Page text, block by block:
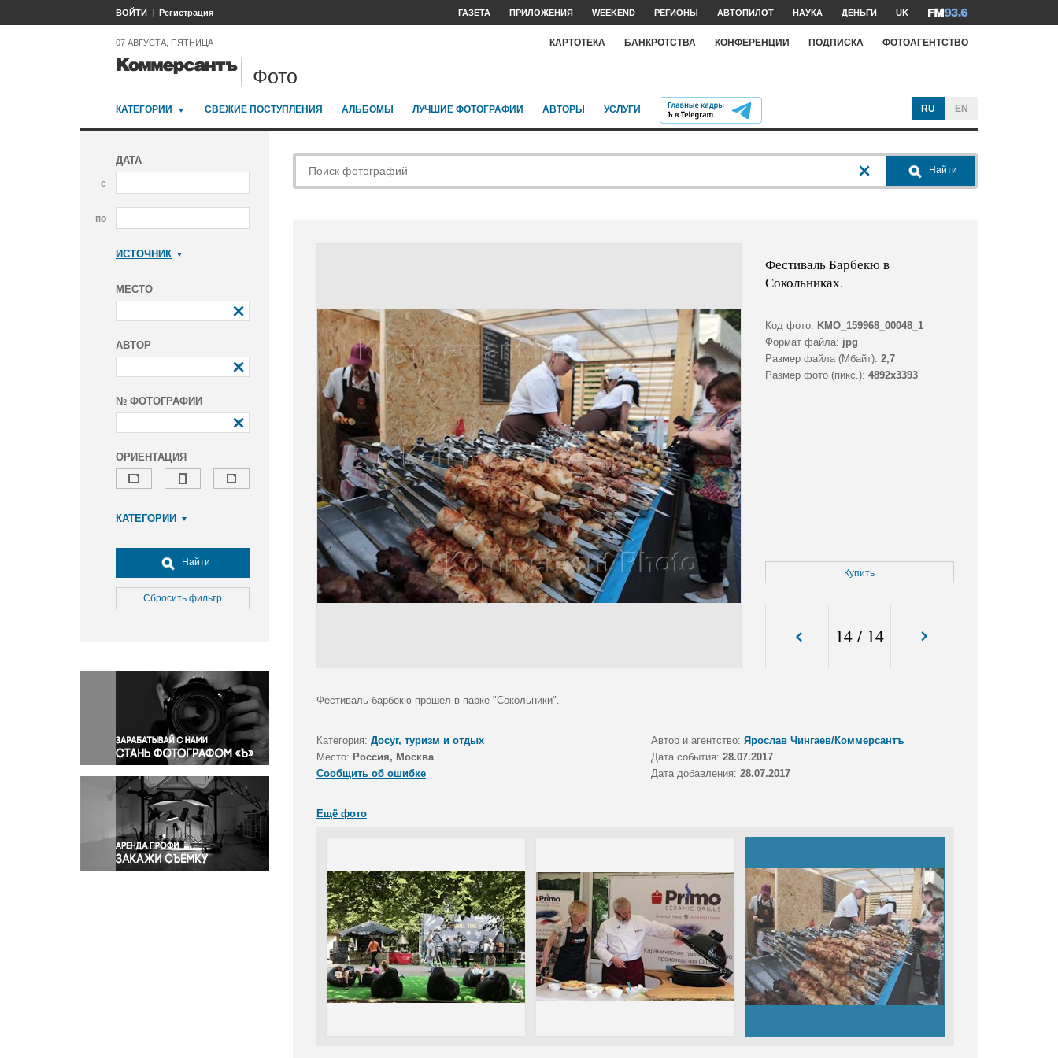
ВОЙТИ Регистрация ГАЗЕТА ПРИЛОЖЕНИЯ WEEKEND РЕГИОНЫ АВТОПИЛОТ НАУКА ДЕНЬГИ UK
07 АВГУСТА, ПЯТНИЦА КАРТОТЕКА БАНКРОТСТВА КОНФЕРЕНЦИИ ПОДПИСКА ФОТОАГЕНТСТВО
Фото
КАТЕГОРИИ СВЕЖИЕ ПОСТУПЛЕНИЯ АЛЬБОМЫ ЛУЧШИЕ ФОТОГРАФИИ АВТОРЫ УСЛУГИ RU EN
ДАТА
с
по
ИСТОЧНИК
МЕСТО
АВТОР
№ ФОТОГРАФИИ
ОРИЕНТАЦИЯ
КАТЕГОРИИ
Досуг, туризм и отдых
Культура
Медицина
Окружающая среда
Политика
Правосудие
Происшествия и конфликты
Религия
Светская жизнь
Спорт
Экология
Экономика и бизнес
Найти
Сбросить фильтр
Найти
Фестиваль Барбекю в
Сокольниках.
Код фото: KMO_159968_00048_1
Формат файла: jpg
Размер файла (Мбайт): 2,7
Размер фото (пикс.): 4892x3393
Купить
14/ 14
Фестиваль барбекю прошел в парке "Сокольники".
Категория: Досуг, туризм и отдых Автор и агентство: Ярослав Чингаев/Коммерсантъ
Место: Россия, Москва Дата события: 28.07.2017
Сообщить об ошибке
Дата добавления: 28.07.2017
Ещё фото